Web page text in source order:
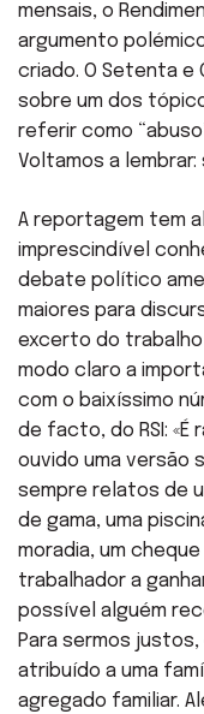
mensais, o
argumento
criado. O Setenta
sobre um dos
referir como
Voltamos a lembrar:
A reportagem tem
imprescindível
debate político
maiores para
excerto do
modo claro a
com o baixíssimo
de facto, do RSI:
ouvido uma versão
sempre relatos de
de gama, uma
moradia, um
trabalhador a
possível alguém
Para sermos
atribuído a uma
agregado familiar.